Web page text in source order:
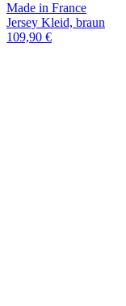
Made in France
Jersey Kleid, braun
109,90 €